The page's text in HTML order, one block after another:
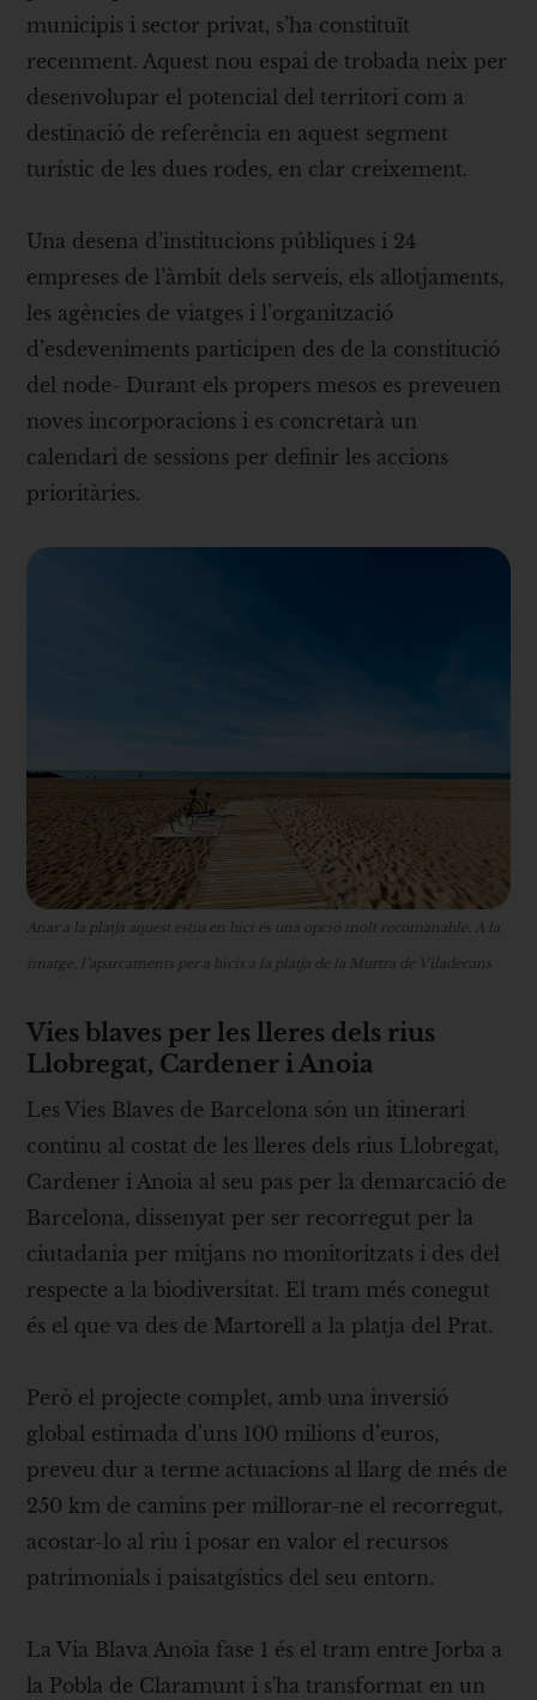
municipis i sector privat, s’ha constituït
recenment. Aquest nou espai de trobada neix per
desenvolupar el potencial del territori com a
destinació de referència en aquest segment
turístic de les dues rodes, en clar creixement.
Una desena d’institucions públiques i 24
empreses de l’àmbit dels serveis, els allotjaments,
les agències de viatges i l’organització
d’esdeveniments participen des de la constitució
del node- Durant els propers mesos es preveuen
noves incorporacions i es concretarà un
calendari de sessions per definir les accions
prioritàries.
Anar a la platja aquest estiu en bici és una opció molt recomanable. A la
imatge, l’aparcaments per a bicis a la platja de la Murtra de Viladecans
Vies blaves per les lleres dels rius
Llobregat, Cardener i Anoia
Les Vies Blaves de Barcelona són un itinerari
continu al costat de les lleres dels rius Llobregat,
Cardener i Anoia al seu pas per la demarcació de
Barcelona, dissenyat per ser recorregut per la
ciutadania per mitjans no monitoritzats i des del
respecte a la biodiversitat. El tram més conegut
és el que va des de Martorell a la platja del Prat.
Però el projecte complet, amb una inversió
global estimada d’uns 100 milions d’euros,
preveu dur a terme actuacions al llarg de més de
250 km de camins per millorar-ne el recorregut,
acostar-lo al riu i posar en valor el recursos
patrimonials i paisatgístics del seu entorn.
La Via Blava Anoia fase 1 és el tram entre Jorba a
la Pobla de Claramunt i s'ha transformat en un